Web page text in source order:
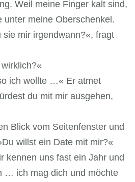
Weil meine Finger kalt sind,
unter meine Oberschenkel.
sie mir irgendwann?«, fragt
ich wollte …« Er atmet
du mit mir ausgehen,
Blick vom Seitenfenster und
willst ein Date mit mir?«
kennen uns fast ein Jahr und
… ich mag dich und möchte